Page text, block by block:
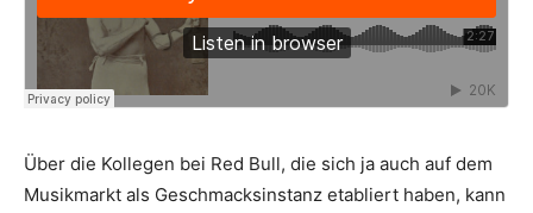
Über die Kollegen bei Red Bull, die sich ja auch auf dem
Musikmarkt als Geschmacksinstanz etabliert haben, kann